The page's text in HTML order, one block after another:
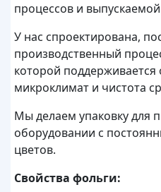
процессов и
У нас спроектирована,
производственный
которой
микроклимат и чистота
Мы делаем упаковку для
оборудовании с
цветов.
Свойства фольги: